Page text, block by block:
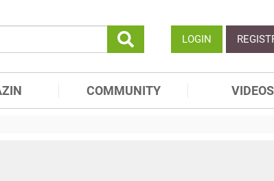
LOGIN
COMMUNITY VIDEOS